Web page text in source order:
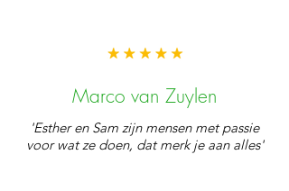
Marco van Zuylen
'Esther en Sam zijn mensen met passie
voor wat ze doen, dat merk je aan alles'